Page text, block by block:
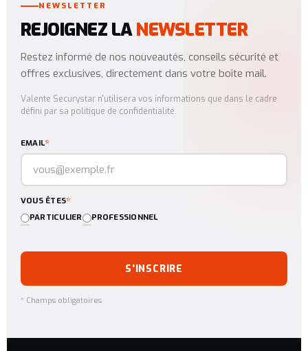
NEWSLETTER
REJOIGNEZ LANEWSLETTER
Restez informé de nos nouveautés, conseils sécurité et
offres exclusives, directement dans votre boîte mail.
Valente Securystar n'utilisera vos informations que dans le cadre
défini par sa politique de confidentialité.
EMAIL*
VOUS ÊTES*
PARTICULIER PROFESSIONNEL
S'INSCRIRE
* Champs obligatoires